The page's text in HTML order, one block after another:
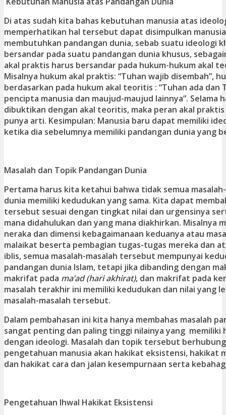
Di atas sudah kita bahas kebutuhan manusia atas
memperhatikan hal tersebut dapat disimpulkan
membutuhkan pandangan dunia, sebab suatu ideologi
bersandar pada suatu pandangan dunia khusus,
akal praktis harus bersandar pada hukum-hukum akal
Misalnya hukum akal praktis: “Tuhan wajib disembah”,
berdasarkan pada hukum akal teoritis : “Tuhan ada dan
pencipta manusia dan maujud-maujud lainnya”. Selama
dibuktikan dengan akal teoritis, maka peran akal
punya arti. Kesimpulan: Manusia baru dapat memiliki
ketika dia sebelumnya memiliki pandangan dunia yang
Masalah dan Topik Pandangan Dunia
Pertama harus kita ketahui bahwa tidak semua
dunia memiliki kedudukan yang sama. Kita dapat
tersebut sesuai dengan tingkat nilai dan urgensinya
mana didahulukan dan yang mana diakhirkan. Misalnya
neraka dan dimensi kebagaimanaan keduanya atau
malaikat beserta pembagian tugas-tugas mereka dan
iblis, semua masalah-masalah tersebut mempunyai
pandangan dunia Islam, tetapi jika dibanding dengan
makrifat pada ma’ad (hari akhirat), dan makrifat pada
masalah terakhir ini memiliki kedudukan dan nilai yang
masalah-masalah tersebut.
Dalam pembahasan ini kita hanya membahas masalah
sangat penting dan paling tinggi nilainya yang memiliki
dengan ideologi. Masalah dan topik tersebut
pengetahuan manusia akan hakikat eksistensi, hakikat
dan hakikat cara dan jalan kesempurnaan serta
Pengetahuan Ihwal Hakikat Eksistensi